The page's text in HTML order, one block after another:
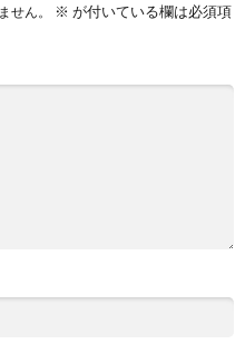
せん。 ※ が付いている欄は必須項